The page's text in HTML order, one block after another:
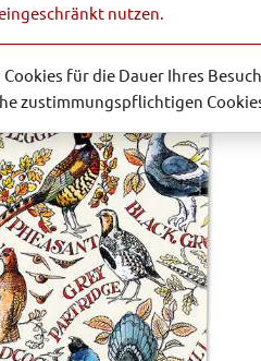
nutzen.
für die Dauer Ihres
zustimmungspflichtigen